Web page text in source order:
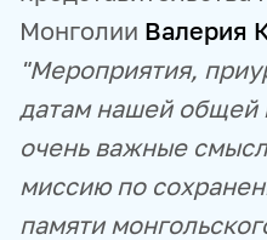
Монголии Валерия
"Мероприятия,
датам нашей общей
очень важные
миссию по
памяти